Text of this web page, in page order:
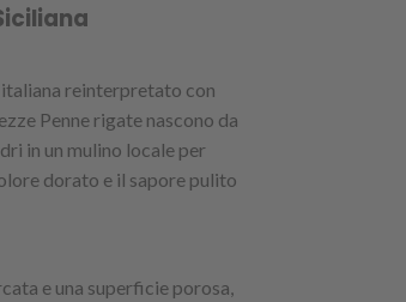
reinterpretato con
Penne rigate nascono da
in un mulino locale per
dorato e il sapore pulito
e una superficie porosa,